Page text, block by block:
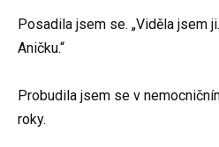
Posadila jsem se. „Viděla jsem
Aničku.“
Probudila jsem se v
roky.